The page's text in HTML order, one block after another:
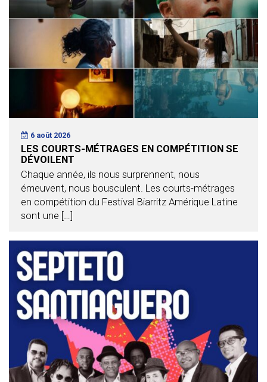
6 août 2026
LES COURTS-MÉTRAGES EN COMPÉTITION SE
DÉVOILENT
Chaque année, ils nous surprennent, nous
émeuvent, nous bousculent. Les courts-métrages
en compétition du Festival Biarritz Amérique Latine
sont une […]